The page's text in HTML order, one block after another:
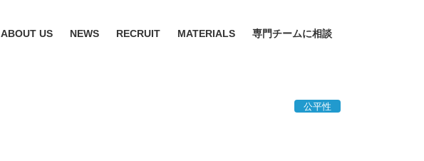
ABOUT US NEWS RECRUIT MATERIALS 専門チームに相談
公平性